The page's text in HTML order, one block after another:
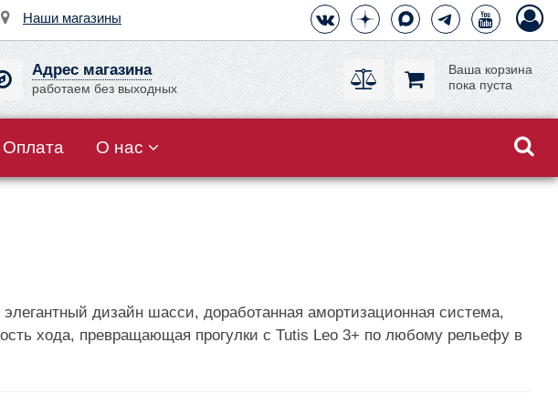
Наши магазины
Адрес магазина
работаем без выходных
Ваша корзина
пока пуста
Оплата О нас
дизайн шасси, доработанная амортизационная система,
хода, превращающая прогулки с Tutis Leo 3+ по любому рельефу в